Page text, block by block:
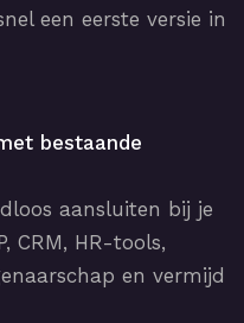
een eerste versie in
bestaande
aansluiten bij je
CRM, HR-tools,
en vermijd